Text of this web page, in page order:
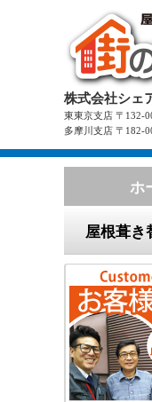
株式会社シェ
東東京支店 〒132-
多摩川支店 〒182-
ホ
屋根葺き